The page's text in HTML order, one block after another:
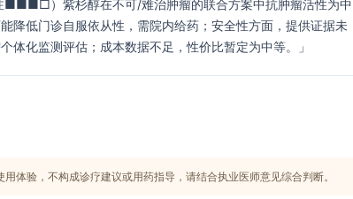
降低门诊自服依从性，需院内给药；安全性方面，提供证据未
体化监测评估；成本数据不足，性价比暂定为中等。」
体验，不构成诊疗建议或用药指导，请结合执业医师意见综合判断。